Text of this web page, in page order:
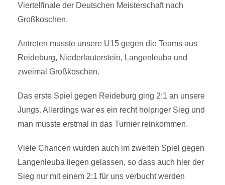
Viertelfinale der Deutschen Meisterschaft nach
Großkoschen.
Antreten musste unsere U15 gegen die Teams aus
Reideburg, Niederlauterstein, Langenleuba und
zweimal Großkoschen.
Das erste Spiel gegen Reideburg ging 2:1 an unsere
Jungs. Allerdings war es ein recht holpriger Sieg und
man musste erstmal in das Turnier reinkommen.
Viele Chancen wurden auch im zweiten Spiel gegen
Langenleuba liegen gelassen, so dass auch hier der
Sieg nur mit einem 2:1 für uns verbucht werden